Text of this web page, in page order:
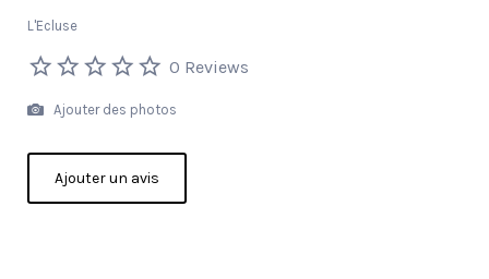
L'Ecluse
0 Reviews
Ajouter des photos
Ajouter un avis